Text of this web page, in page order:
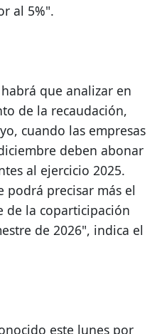
al 5%".
que analizar en
de la recaudación,
cuando las empresas
deben abonar
al ejercicio 2025.
podrá precisar más el
de la coparticipación
de 2026", indica el
este lunes por